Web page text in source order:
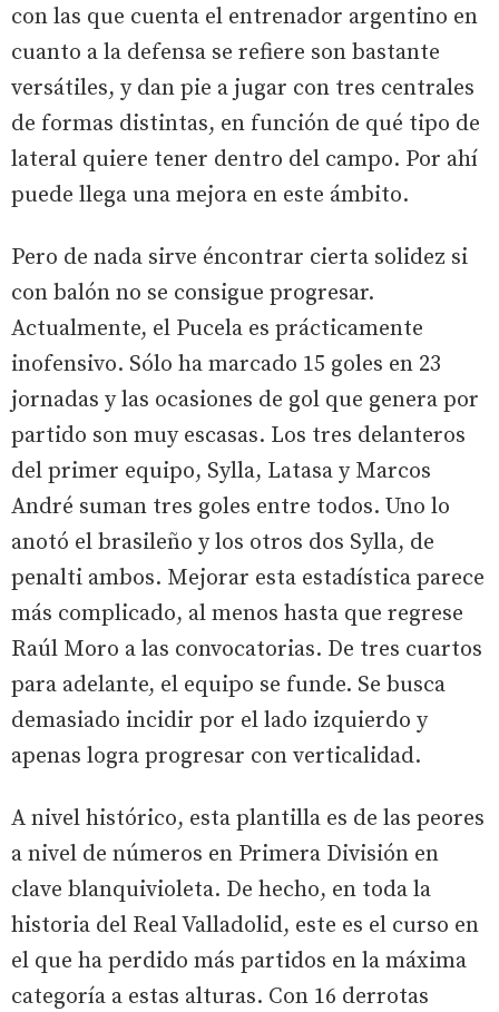
con las que cuenta el entrenador argentino en
cuanto a la defensa se refiere son bastante
versátiles, y dan pie a jugar con tres centrales
de formas distintas, en función de qué tipo de
lateral quiere tener dentro del campo. Por ahí
puede llega una mejora en este ámbito.
Pero de nada sirve éncontrar cierta solidez si
con balón no se consigue progresar.
Actualmente, el Pucela es prácticamente
inofensivo. Sólo ha marcado 15 goles en 23
jornadas y las ocasiones de gol que genera por
partido son muy escasas. Los tres delanteros
del primer equipo, Sylla, Latasa y Marcos
André suman tres goles entre todos. Uno lo
anotó el brasileño y los otros dos Sylla, de
penalti ambos. Mejorar esta estadística parece
más complicado, al menos hasta que regrese
Raúl Moro a las convocatorias. De tres cuartos
para adelante, el equipo se funde. Se busca
demasiado incidir por el lado izquierdo y
apenas logra progresar con verticalidad.
A nivel histórico, esta plantilla es de las peores
a nivel de números en Primera División en
clave blanquivioleta. De hecho, en toda la
historia del Real Valladolid, este es el curso en
el que ha perdido más partidos en la máxima
categoría a estas alturas. Con 16 derrotas